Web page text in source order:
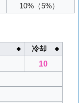
10% （5%）
冷却
10